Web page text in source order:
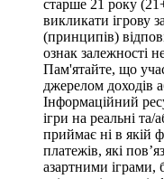
старше 21 року
викликати ігрову
(принципів)
ознак залежності
Пам'ятайте, що
джерелом доходів
Інформаційний
ігри на реальні та/
приймає ні в якій
платежів, які
азартними іграми,